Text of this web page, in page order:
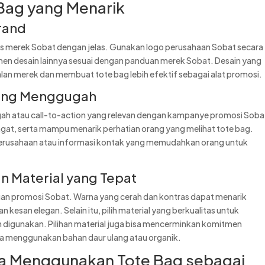
yang Menarik
Sobat dengan jelas. Gunakan logo perusahaan Sobat secara
desain lainnya sesuai dengan panduan merek Sobat. Desain yang
merek dan membuat tote bag lebih efektif sebagai alat promosi.
Menggugah
atau call-to-action yang relevan dengan kampanye promosi
serta mampu menarik perhatian orang yang melihat tote bag.
atau informasi kontak yang memudahkan orang untuk
Material yang Tepat
promosi Sobat. Warna yang cerah dan kontras dapat menarik
kesan elegan. Selain itu, pilih material yang berkualitas untuk
Pilihan material juga bisa mencerminkan komitmen
bahan daur ulang atau organik.
Menggunakan Tote Bag sebagai